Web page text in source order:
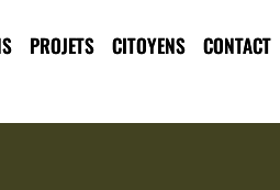
PROJETS CITOYENS CONTACT
de